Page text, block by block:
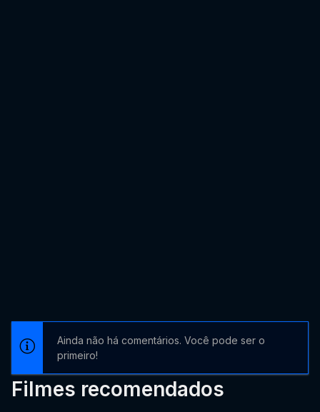
Ainda não há comentários. Você pode ser o
primeiro!
Filmes recomendados